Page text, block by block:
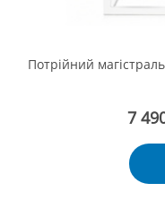
Потрійний
7